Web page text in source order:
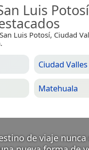
Luis Potosí
Luis Potosí, Ciudad
Ciudad Valles
Matehuala
de viaje nunca